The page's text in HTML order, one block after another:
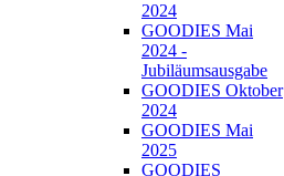
2024
GOODIES Mai
2024 -
Jubiläumsausgabe
GOODIES Oktober
2024
GOODIES Mai
2025
GOODIES